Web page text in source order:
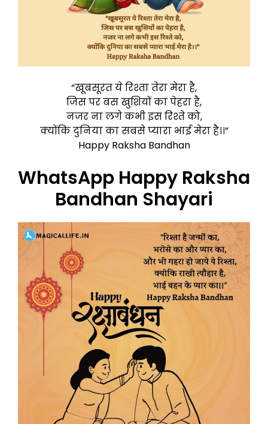
“खूबसूरत ये रिश्ता तेरा मेरा है,
जिस पर बस खुशियों का पेहरा है,
नजर ना लगे कभी इस रिश्ते को,
क्योंकि दुनिया का सबसे प्यारा भाई मेरा है।।”
Happy Raksha Bandhan
WhatsApp Happy Raksha
Bandhan Shayari